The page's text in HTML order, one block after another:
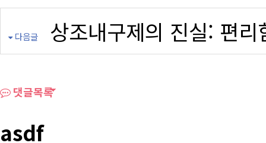
다음글 상조내구제의 진실: 편
댓글목록
asdf